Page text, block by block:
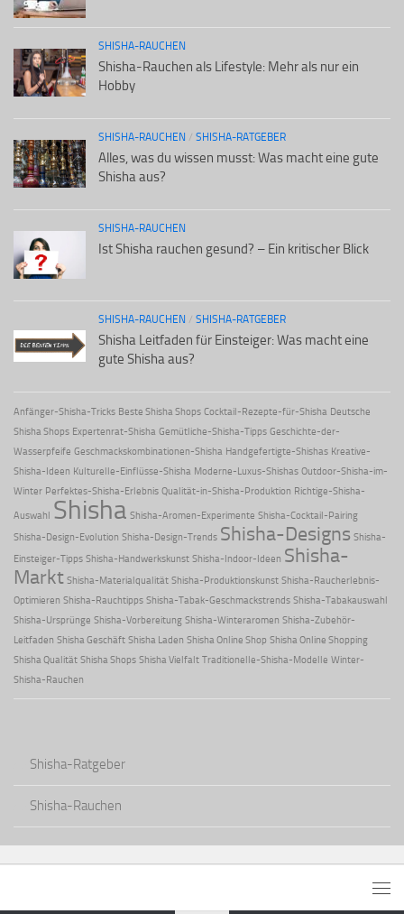
SHISHA-RAUCHEN
Shisha-Rauchen als Lifestyle: Mehr als nur ein
Hobby
SHISHA-RAUCHEN / SHISHA-RATGEBER
Alles, was du wissen musst: Was macht eine gute
Shisha aus?
SHISHA-RAUCHEN
Ist Shisha rauchen gesund? – Ein kritischer Blick
SHISHA-RAUCHEN / SHISHA-RATGEBER
Shisha Leitfaden für Einsteiger: Was macht eine
gute Shisha aus?
Anfänger-Shisha-Tricks Beste Shisha Shops Cocktail-Rezepte-für-Shisha Deutsche
Shisha Shops Expertenrat-Shisha Gemütliche-Shisha-Tipps Geschichte-der-
Wasserpfeife Geschmackskombinationen-Shisha Handgefertigte-Shishas Kreative-
Shisha-Ideen Kulturelle-Einflüsse-Shisha Moderne-Luxus-Shishas Outdoor-Shisha-im-
Winter Perfektes-Shisha-Erlebnis Qualität-in-Shisha-Produktion Richtige-Shisha-
Auswahl Shisha Shisha-Aromen-Experimente Shisha-Cocktail-Pairing
Shisha-Design-Evolution Shisha-Design-Trends Shisha-Designs Shisha-
Einsteiger-Tipps Shisha-Handwerkskunst Shisha-Indoor-Ideen Shisha-
Markt Shisha-Materialqualität Shisha-Produktionskunst Shisha-Raucherlebnis-
Optimieren Shisha-Rauchtipps Shisha-Tabak-Geschmackstrends Shisha-Tabakauswahl
Shisha-Ursprünge Shisha-Vorbereitung Shisha-Winteraromen Shisha-Zubehör-
Leitfaden Shisha Geschäft Shisha Laden Shisha Online Shop Shisha Online Shopping
Shisha Qualität Shisha Shops Shisha Vielfalt Traditionelle-Shisha-Modelle Winter-
Shisha-Rauchen
Shisha-Ratgeber
Shisha-Rauchen